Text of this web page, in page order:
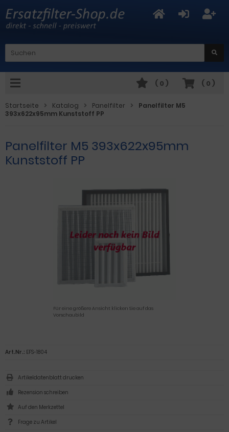
( 0 )
( 0 )
Startseite Katalog Panelfilter
Panelfilter M5
393x622x95mm Kunststoff PP
Panelfilter M5 393x622x95mm
Kunststoff PP
Für eine größere Ansicht klicken Sie auf das
Vorschaubild
Art.Nr.: EFS-1804
Artikeldatenblatt drucken
Rezension schreiben
Frage zu Artikel